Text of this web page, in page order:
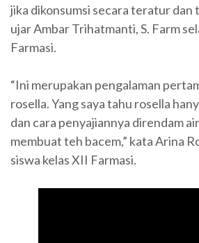
jika dikonsumsi secara teratur dan
ujar Ambar Trihatmanti, S. Farm
Farmasi.
“Ini merupakan pengalaman
rosella. Yang saya tahu rosella
dan cara penyajiannya direndam
membuat teh bacem,” kata Arina
siswa kelas XII Farmasi.